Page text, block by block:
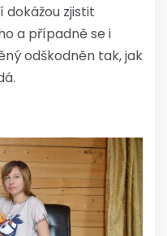
zjistit
a případně se i
odškodněn tak, jak